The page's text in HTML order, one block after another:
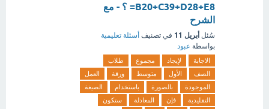
B20+C39+D28+E8= ؟ - مع
الشرح
سُئل أبريل 11 في تصنيف أسئلة تعليمية
بواسطة عبود
الاجابة لإيجاد مجموع
طلاب
الصف
الأول متوسط ورقة
العمل
الموجودة
بالصورة باستخدام
الصيغة
التقليدية
فإن المعادلة
ستكون